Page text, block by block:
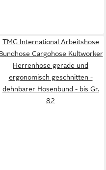
TMG International Arbeitshose
Cargohose Kultworker
Herrenhose gerade und
ergonomisch geschnitten -
dehnbarer Hosenbund - bis Gr.
82